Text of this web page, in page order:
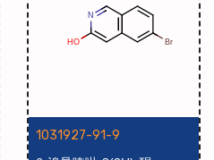
1031927-91-9